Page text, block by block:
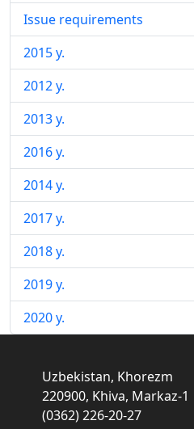
Issue requirements
2015 y.
2012 y.
2013 y.
2016 y.
2014 y.
2017 y.
2018 y.
2019 y.
2020 y.
Uzbekistan, Khorezm
220900, Khiva, Markaz-1
(0362) 226-20-27